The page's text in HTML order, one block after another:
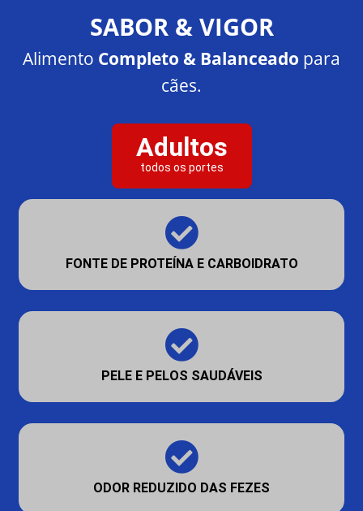
SABOR & VIGOR
Alimento Completo & Balanceado para
cães.
Adultos
todos os portes
FONTE DE PROTEÍNA E CARBOIDRATO
PELE E PELOS SAUDÁVEIS
ODOR REDUZIDO DAS FEZES